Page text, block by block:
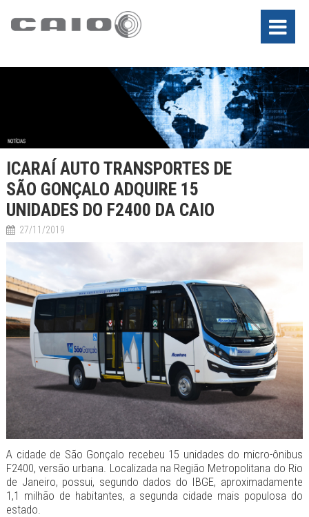
ICARAÍ AUTO TRANSPORTES DE
SÃO GONÇALO ADQUIRE 15
UNIDADES DO F2400 DA CAIO
27/11/2019
A cidade de São Gonçalo recebeu 15 unidades do micro-ônibus
F2400, versão urbana. Localizada na Região Metropolitana do Rio
de Janeiro, possui, segundo dados do IBGE, aproximadamente
1,1 milhão de habitantes, a segunda cidade mais populosa do
estado.